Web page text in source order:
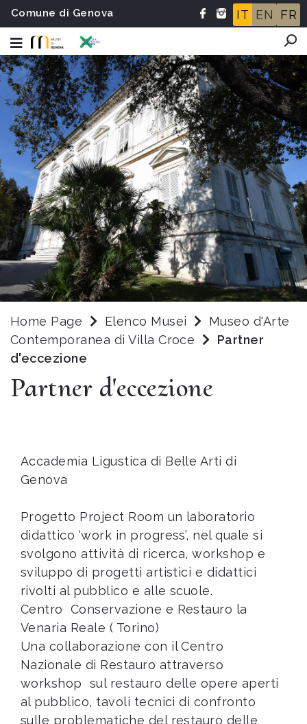
Comune di Genova IT EN FR
Home Page Elenco Musei
Museo d'Arte
Contemporanea di Villa Croce
Partner
d'eccezione
Partner d'eccezione
Accademia Ligustica di Belle Arti di
Genova
Progetto Project Room un laboratorio
didattico ‘work in progress’, nel quale si
svolgono attività di ricerca, workshop e
sviluppo di progetti artistici e didattici
rivolti al pubblico e alle scuole.
Centro Conservazione e Restauro la
Venaria Reale ( Torino)
Una collaborazione con il Centro
Nazionale di Restauro attraverso
workshop sul restauro delle opere aperti
al pubblico, tavoli tecnici di confronto
sulle problematiche del restauro delle